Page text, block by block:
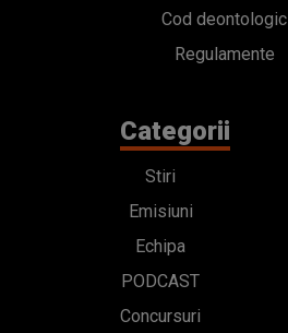
Cod deontologic
Regulamente
Categorii
Stiri
Emisiuni
Echipa
PODCAST
Concursuri